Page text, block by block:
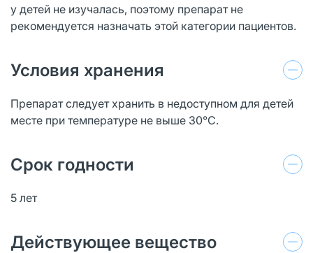
у детей не изучалась, поэтому препарат не
рекомендуется назначать этой категории пациентов.
Условия хранения
Препарат следует хранить в недоступном для детей
месте при температуре не выше 30°С.
Срок годности
5 лет
Действующее вещество